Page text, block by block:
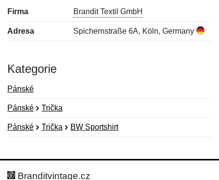
Firma Brandit Textil GmbH
Adresa Spichernstraße 6A, Köln, Germany
Kategorie
Pánské
Pánské Trička
Pánské Trička BW Sportshirt
Hodnocení:
Jméno:
Branditvintage.cz